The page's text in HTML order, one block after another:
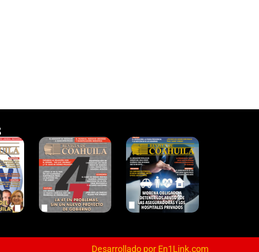
Desarrollado por En1Link.com